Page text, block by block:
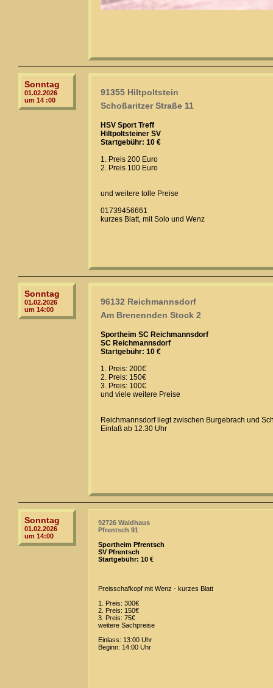
Sonntag
01.02.2026
um 14 :00
91355 Hiltpoltstein
Schoßaritzer Straße 11
HSV Sport Treff
Hiltpoltsteiner SV
Startgebühr: 10 €
1. Preis 200 Euro
2. Preis 100 Euro
und weitere tolle Preise
01739456661
kurzes Blatt, mit Solo und Wenz
Sonntag
01.02.2026
um 14:00
96132 Reichmannsdorf
Am Brenennden Stock 2
Sportheim SC Reichmannsdorf
SC Reichmannsdorf
Startgebühr: 10 €
1. Preis: 200€
2. Preis: 150€
3. Preis: 100€
und viele weitere Preise
Reichmannsdorf liegt zwischen Burgebrach und
Einlaß ab 12.30 Uhr
Sonntag
01.02.2026
um 14:00
92726 Waidhaus
Pfrentsch 91
Sportheim Pfrentsch
SV Pfrentsch
Startgebühr: 10 €
Preisschafkopf mit Wenz - kurzes Blatt
1. Preis: 300€
2. Preis: 150€
3. Preis: 75€
weitere Sachpreise
Einlass: 13:00 Uhr
Beginn: 14:00 Uhr